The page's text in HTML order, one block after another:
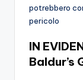
potrebbero
pericolo
IN
Baldur’s